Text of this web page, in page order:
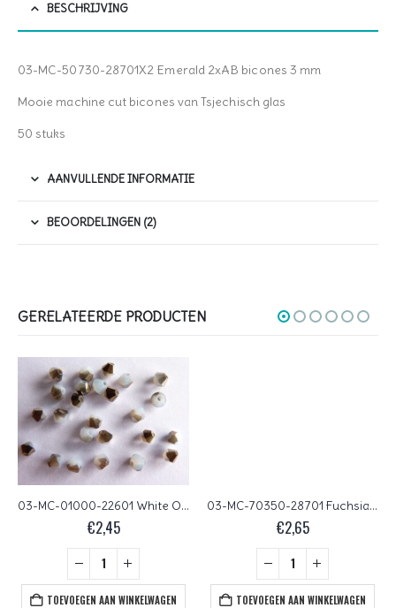
BESCHRIJVING
03-MC-50730-28701X2 Emerald 2xAB bicones 3 mm
Mooie machine cut bicones van Tsjechisch glas
50 stuks
AANVULLENDE INFORMATIE
BEOORDELINGEN (2)
GERELATEERDE PRODUCTEN
03-MC-01000-22601 White Opal Satin bicones 3 mm 50 stuks
€2,45
TOEVOEGEN AAN WINKELWAGEN
03-MC-70350-28701 Fuchsia AB bicones 3 mm 50 stuks
€2,65
TOEVOEGEN AAN WINKELWAGEN